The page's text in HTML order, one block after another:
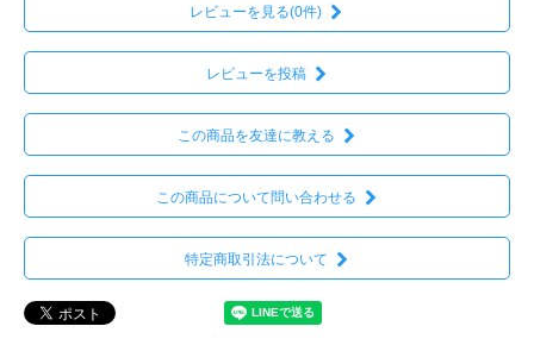
レビューを見る(0件)
レビューを投稿
この商品を友達に教える
この商品について問い合わせる
特定商取引法について